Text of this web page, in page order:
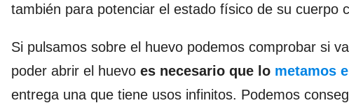
también para potenciar el estado físico de su cuerpo
Si pulsamos sobre el huevo podemos comprobar si
poder abrir el huevo es necesario que lo metamos
entrega una que tiene usos infinitos. Podemos